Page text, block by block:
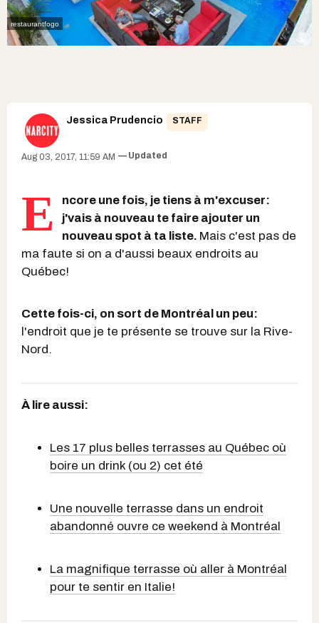
restaurantfogo
Jessica Prudencio STAFF
Aug 03, 2017, 11:59 AM Updated
E
ncore une fois, je tiens à m'excuser:
j'vais à nouveau te faire ajouter un
nouveau spot à ta liste. Mais c'est pas de
ma faute si on a d'aussi beaux endroits au
Québec!
Cette fois-ci, on sort de Montréal un peu:
l'endroit que je te présente se trouve sur la Rive-
Nord.
À lire aussi:
Les 17 plus belles terrasses au Québec où
boire un drink (ou 2) cet été
Une nouvelle terrasse dans un endroit
abandonné ouvre ce weekend à Montréal
La magnifique terrasse où aller à Montréal
pour te sentir en Italie!